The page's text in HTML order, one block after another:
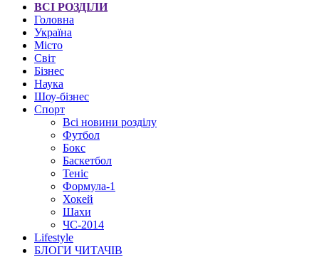
ВСІ РОЗДІЛИ
Головна
Україна
Місто
Світ
Бізнес
Наука
Шоу-бізнес
Спорт
Всі новини розділу
Футбол
Бокс
Баскетбол
Теніс
Формула-1
Хокей
Шахи
ЧС-2014
Lifestyle
БЛОГИ ЧИТАЧІВ